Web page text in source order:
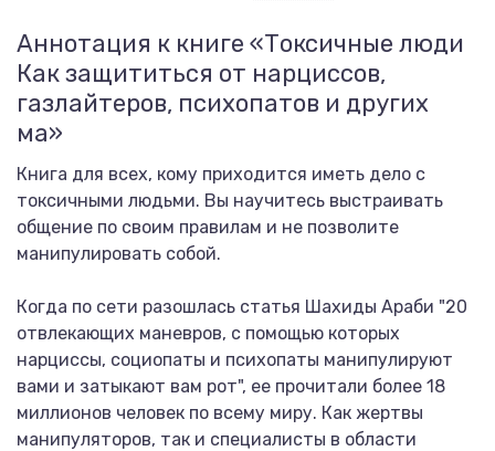
Аннотация к книге «Токсичные люди
Как защититься от нарциссов,
газлайтеров, психопатов и других
ма»
Книга для всех, кому приходится иметь дело с
токсичными людьми. Вы научитесь выстраивать
общение по своим правилам и не позволите
манипулировать собой.
Когда по сети разошлась статья Шахиды Араби "20
отвлекающих маневров, с помощью которых
нарциссы, социопаты и психопаты манипулируют
вами и затыкают вам рот", ее прочитали более 18
миллионов человек по всему миру. Как жертвы
манипуляторов, так и специалисты в области